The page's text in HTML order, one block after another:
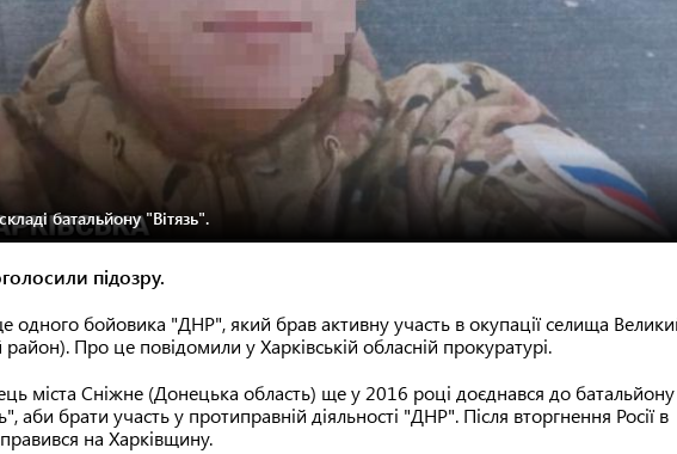
батальйону "Вітязь".
підозру.
одного бойовика "ДНР", який брав активну участь в окупації селища
Про це повідомили у Харківській обласній прокуратурі.
міста Сніжне (Донецька область) ще у 2016 році доєднався до батальйону
аби брати участь у протиправній діяльності "ДНР". Після вторгнення Росії в
на Харківщину.